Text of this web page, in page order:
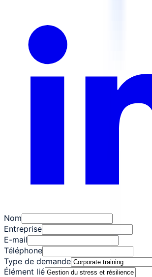
Nom
Entreprise
E-mail
Téléphone
Type de demande
Élément lié